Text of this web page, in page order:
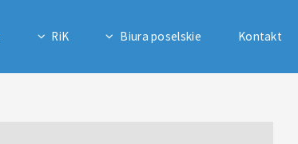
RiK Biura poselskie Kontakt